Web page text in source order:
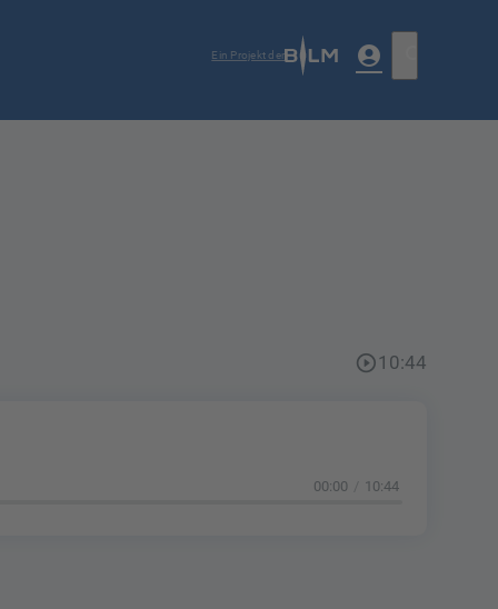
Ein Projekt der account_circle
play_circle_outline10:44
00:00 10:44